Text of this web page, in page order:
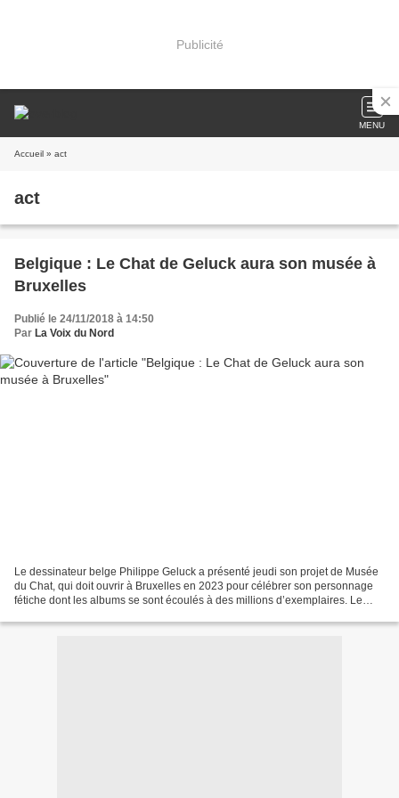
Publicité
MENU
Accueil » act
act
Belgique : Le Chat de Geluck aura son musée à
Bruxelles
Publié le 24/11/2018 à 14:50
Par La Voix du Nord
Le dessinateur belge Philippe Geluck a présenté jeudi son projet de Musée
du Chat, qui doit ouvrir à Bruxelles en 2023 pour célébrer son personnage
fétiche dont les albums se sont écoulés à des millions d’exemplaires. Le